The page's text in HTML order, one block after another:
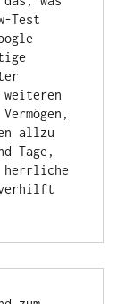
Test
allzu
Tage,
herrliche
verhilft